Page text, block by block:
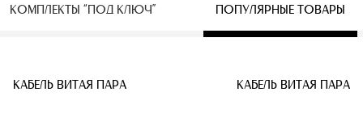
КОМПЛЕКТЫ “ПОД КЛЮЧ” ПОПУЛЯРНЫЕ ТОВАРЫ
IP КАМЕРЫ КАБЕЛЬ ВИТАЯ ПАРА
КАБЕЛЬ ВИТАЯ ПАРА КАБЕЛЬ ВИТАЯ ПАРА
КАБЕЛЬ ВИТАЯ ПАРА КАБЕЛЬ ВИТАЯ ПАРА